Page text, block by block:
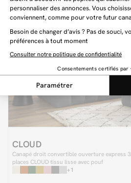
CLOUD
Canapé droit convertible ouverture express 3
places CLOUD tissu lisse avec pouf
+1